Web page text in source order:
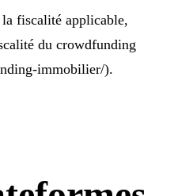
fiscalité applicable,
du crowdfunding
immobilier/).